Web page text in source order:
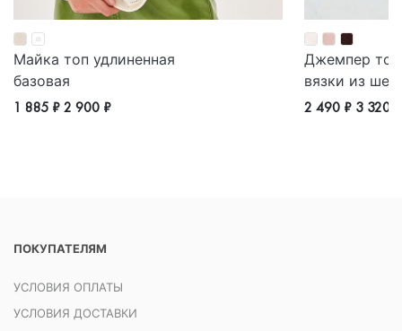
Майка топ удлиненная
базовая
1 885 ₽2 900 ₽
Джемпер
вязки из
2 490 ₽ 3 320
ПОКУПАТЕЛЯМ
УСЛОВИЯ ОПЛАТЫ
УСЛОВИЯ ДОСТАВКИ